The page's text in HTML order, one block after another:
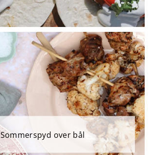
Sommerspyd over bål